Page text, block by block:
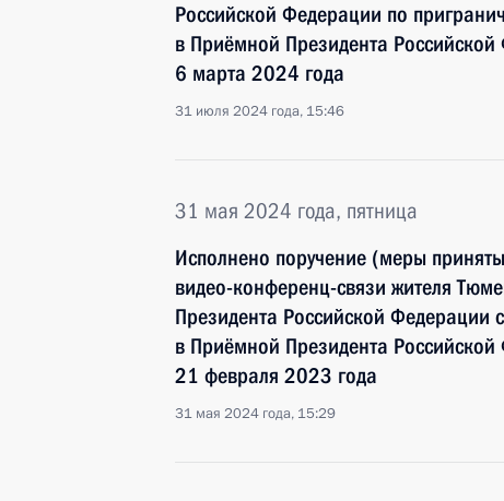
Российской Федерации по
в Приёмной Президента
6 марта 2024 года
31 июля 2024 года, 15:46
31 мая 2024 года, пятница
Исполнено поручение (меры
видео-конференц-связи жителя
Президента Российской Федерации
в Приёмной Президента
21 февраля 2023 года
31 мая 2024 года, 15:29